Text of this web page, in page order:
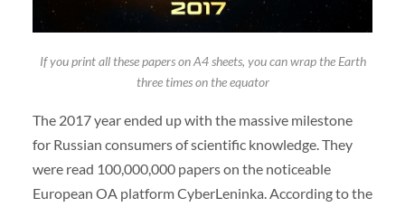
If you print all these papers on A4 sheets, you can wrap the Earth
three times on the equator
The 2017 year ended up with the massive milestone
for Russian consumers of scientific knowledge. They
were read 100,000,000 papers on the noticeable
European OA platform CyberLeninka. According to the